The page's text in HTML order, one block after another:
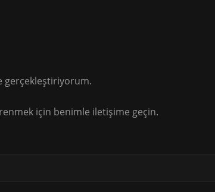
gerçekleştiriyorum.
için benimle iletişime geçin.